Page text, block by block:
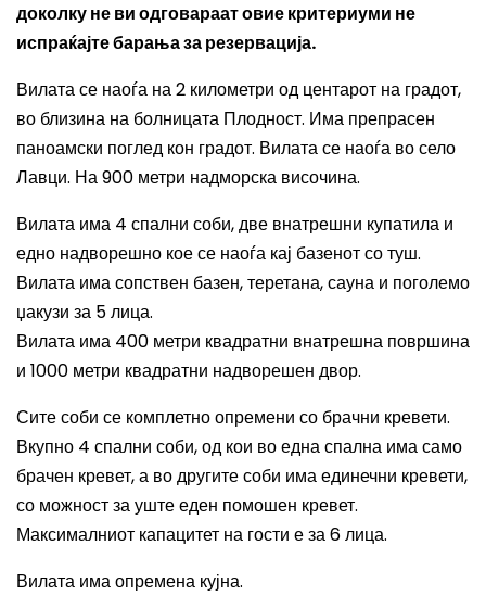
доколку не ви одговараат овие критериуми не
испраќајте барања за резервација.
Вилата се наоѓа на 2 километри од центарот на градот,
во близина на болницата Плодност. Има препрасен
паноамски поглед кон градот. Вилата се наоѓа во село
Лавци. На 900 метри надморска височина.
Вилата има 4 спални соби, две внатрешни купатила и
едно надворешно кое се наоѓа кај базенот со туш.
Вилата има сопствен базен, теретана, сауна и поголемо
џакузи за 5 лица.
Вилата има 400 метри квадратни внатрешна површина
и 1000 метри квадратни надворешен двор.
Сите соби се комплетно опремени со брачни кревети.
Вкупно 4 спални соби, од кои во една спална има само
брачен кревет, а во другите соби има единечни кревети,
со можност за уште еден помошен кревет.
Максималниот капацитет на гости е за 6 лица.
Вилата има опремена кујна.